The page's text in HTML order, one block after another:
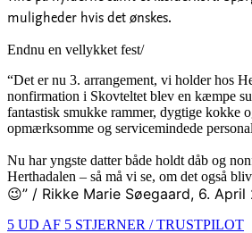
muligheder hvis det ønskes.
Endnu en vellykket fest/
“Det er nu 3. arrangement, vi holder hos
nonfirmation i Skovteltet blev en kæmpe
fantastisk smukke rammer, dygtige kokke
opmærksomme og servicemindede
Nu har yngste datter både holdt dåb og
Herthadalen – så må vi se, om det også
😉” / Rikke Marie Søegaard, 6. April
5 UD AF 5 STJERNER / TRUSTPILOT